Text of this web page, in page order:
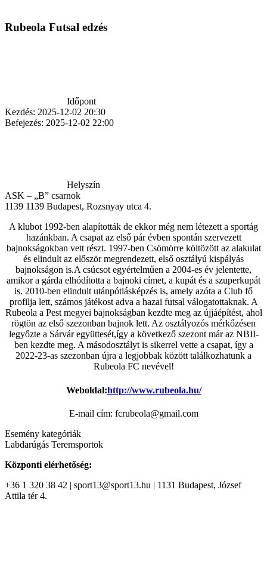
Rubeola Futsal edzés
Időpont
Kezdés: 2025-12-02 20:30
Befejezés: 2025-12-02 22:00
Helyszín
ASK – „B” csarnok
1139 1139 Budapest, Rozsnyay utca 4.
A klubot 1992-ben alapították de ekkor még nem létezett a sportág
hazánkban. A csapat az első pár évben spontán szervezett
bajnokságokban vett részt. 1997-ben Csömörre költözött az alakulat
és elindult az először megrendezett, első osztályú kispályás
bajnokságon is.A csúcsot egyértelműen a 2004-es év jelentette,
amikor a gárda elhódította a bajnoki címet, a kupát és a szuperkupát
is. 2010-ben elindult utánpótlásképzés is, amely azóta a Club fő
profilja lett, számos játékost adva a hazai futsal válogatottaknak. A
Rubeola a Pest megyei bajnokságban kezdte meg az újjáépítést, ahol
rögtön az első szezonban bajnok lett. Az osztályozós mérkőzésen
legyőzte a Sárvár együttesét,így a következő szezont már az NBII-
ben kezdte meg. A másodosztályt is sikerrel vette a csapat, így a
2022-23-as szezonban újra a legjobbak között találkozhatunk a
Rubeola FC nevével!
Weboldal:http://www.rubeola.hu/
E-mail cím: fcrubeola@gmail.com
Esemény kategóriák
Labdarúgás Teremsportok
Központi elérhetőség:
+36 1 320 38 42 | sport13@sport13.hu | 1131 Budapest, József
Attila tér 4.